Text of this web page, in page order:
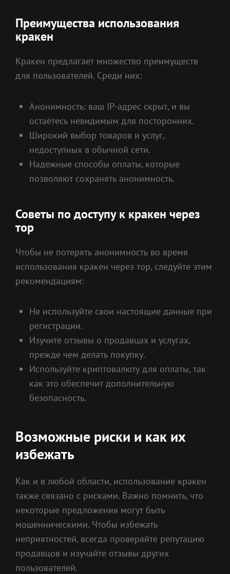
Преимущества использования
кракен
Кракен предлагает множество преимуществ
для пользователей. Среди них:
Анонимность: ваш IP-адрес скрыт, и вы
остаётесь невидимым для посторонних.
Широкий выбор товаров и услуг,
недоступных в обычной сети.
Надёжные способы оплаты, которые
позволяют сохранять анонимность.
Советы по доступу к кракен через
тор
Чтобы не потерять анонимность во время
использования кракен через тор, следуйте этим
рекомендациям:
Не используйте свои настоящие данные при
регистрации.
Изучите отзывы о продавцах и услугах,
прежде чем делать покупку.
Используйте криптовалюту для оплаты, так
как это обеспечит дополнительную
безопасность.
Возможные риски и как их
избежать
Как и в любой области, использование кракен
также связано с рисками. Важно помнить, что
некоторые предложения могут быть
мошенническими. Чтобы избежать
неприятностей, всегда проверяйте репутацию
продавцов и изучайте отзывы других
пользователей.